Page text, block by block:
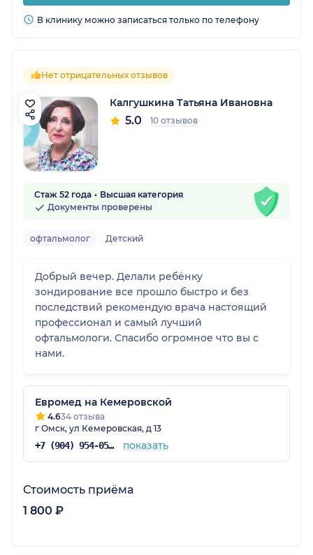
В клинику можно записаться только по телефону
Нет отрицательных отзывов
Калгушкина Татьяна Ивановна
5.0 10 отзывов
Стаж 52 года
Высшая категория
Документы проверены
офтальмолог Детский
Добрый вечер. Делали ребёнку
зондирование все прошло быстро и без
последствий рекомендую врача настоящий
профессионал и самый лучший
офтальмологи. Спасибо огромное что вы с
нами.
Евромед на Кемеровской
4.634 отзыва
г Омск, ул Кемеровская, д 13
+7 (904) 954-05-47 показать
Стоимость приёма
1 800 ₽